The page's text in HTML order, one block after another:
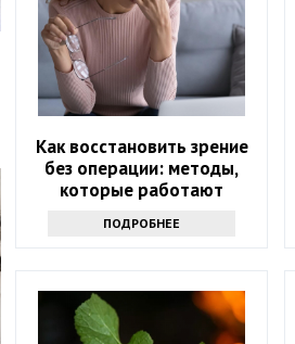
Как восстановить зрение
без операции: методы,
которые работают
ПОДРОБНЕЕ